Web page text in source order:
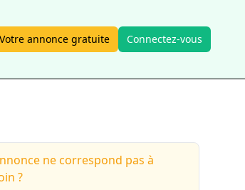
Votre annonce gratuite Connectez-vous
ne correspond pas à
?